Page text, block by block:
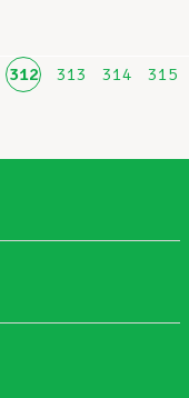
312 313 314 315